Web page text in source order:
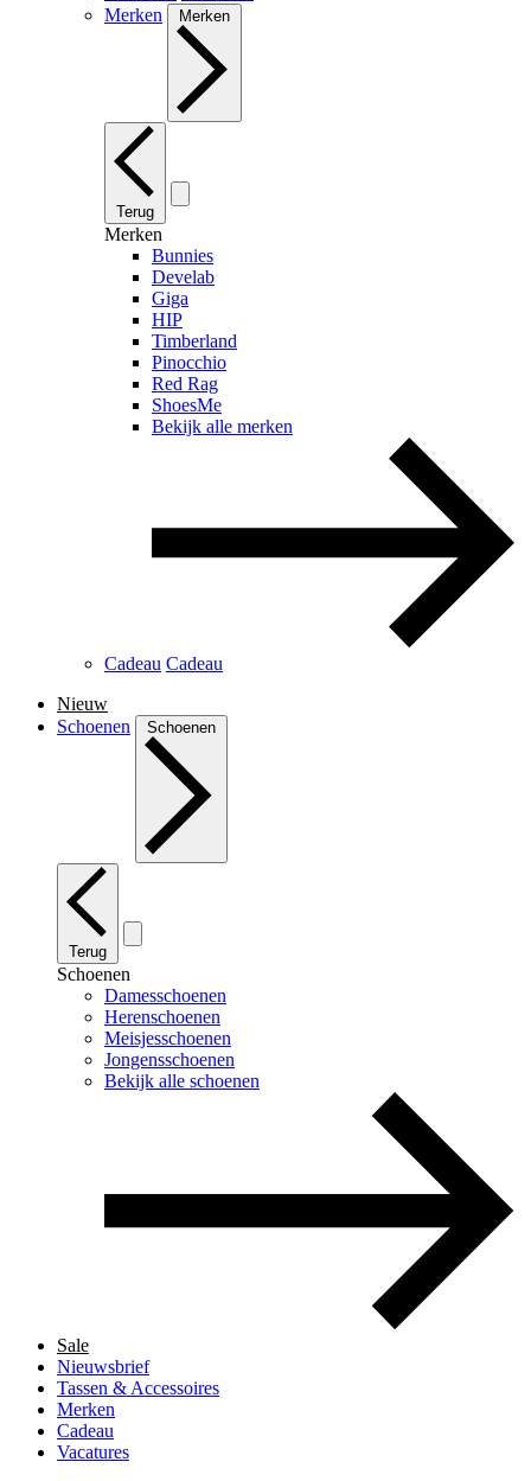
Merken
Merken
Terug
Merken
Bunnies
Develab
Giga
HIP
Timberland
Pinocchio
Red Rag
ShoesMe
Bekijk alle merken
Cadeau Cadeau
Nieuw
Schoenen
Schoenen
Terug
Schoenen
Damesschoenen
Herenschoenen
Meisjesschoenen
Jongensschoenen
Bekijk alle schoenen
Sale
Nieuwsbrief
Tassen & Accessoires
Merken
Cadeau
Vacatures